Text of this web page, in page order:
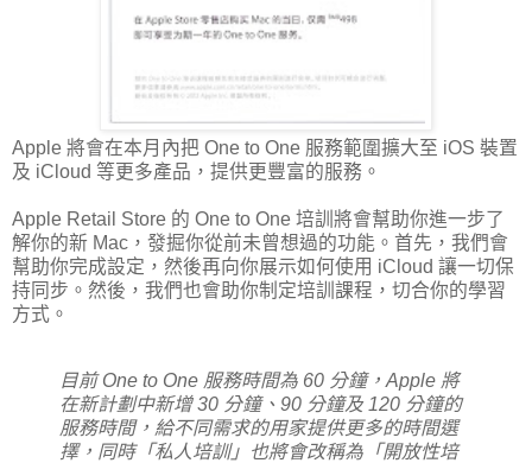
Apple 將會在本月內把 One to One 服務範圍擴大至 iOS 裝置
及 iCloud 等更多產品，提供更豐富的服務。
Apple Retail Store 的 One to One 培訓將會幫助你進一步了
解你的新 Mac，發掘你從前未曾想過的功能。首先，我們會
幫助你完成設定，然後再向你展示如何使用 iCloud 讓一切保
持同步。然後，我們也會助你制定培訓課程，切合你的學習
方式。
目前 One to One 服務時間為 60 分鐘，Apple 將
在新計劃中新增 30 分鐘、90 分鐘及 120 分鐘的
服務時間，給不同需求的用家提供更多的時間選
擇，同時「私人培訓」也將會改稱為「開放性培